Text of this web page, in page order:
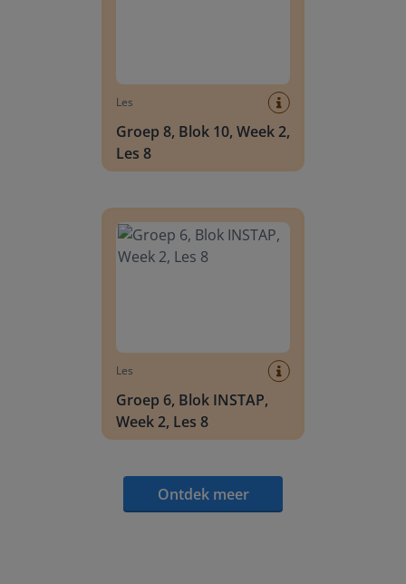
Les
Groep 8, Blok 10, Week 2,
Les 8
Les
Groep 6, Blok INSTAP,
Week 2, Les 8
Ontdek meer